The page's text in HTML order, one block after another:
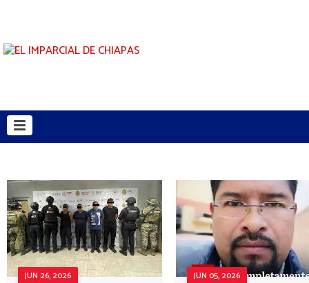
JUN 26, 2026 JUN 05, 2026